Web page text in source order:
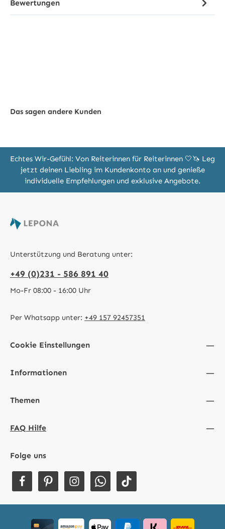
Bewertungen
Das sagen andere Kunden
Echtes Wir-Gefühl: Von Reiterinnen für Reiterinnen 🤍🦄 Leg
jetzt deinen Liebling im Kundenkonto an und genieße
individuelle Empfehlungen und exklusive Angebote.
Unterstützung und Beratung unter:
+49 (0)231 - 586 891 40
Mo-Fr 08:00 - 16:00 Uhr
Per Whatsapp unter: +49 157 92457351
Cookie Einstellungen
Informationen
Themen
FAQ Hilfe
Folge uns